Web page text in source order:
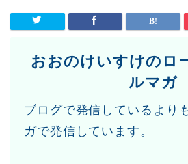
おおのけいすけのロ
ルマガ
ブログで発信しているより
ガで発信しています。